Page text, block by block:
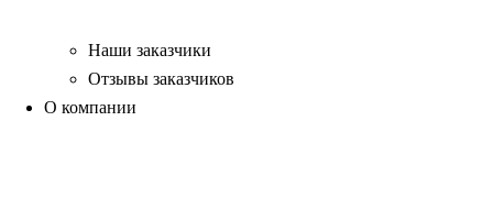
Наши заказчики
Отзывы заказчиков
О компании